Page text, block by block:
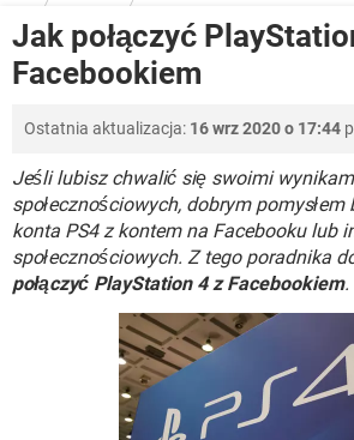
SPOTIFY NETFLIX
INSTAGRAM
PlayStation
GRY
INSTAGRAM
WINDOWS 10
DO POBRANIA
ANDROID
INSTAGRAM
WINDOWS 10
FORUM
COVID-19 TIKTOK
GRY
SPOTIFY NETFLIX
INSTAGRAM
WINDOWS 10
COVID-19 TIKTOK
GRY
SPOTIFY NETFLIX
Jak połączyć
Facebookiem
Ostatnia aktualizacja: 16 wrz 2020 o 17:44
Jeśli lubisz chwalić się swoimi
społecznościowych, dobrym pomysłem
konta PS4 z kontem na Facebooku lub
społecznościowych. Z tego poradnika
połączyć PlayStation 4 z Facebookiem.